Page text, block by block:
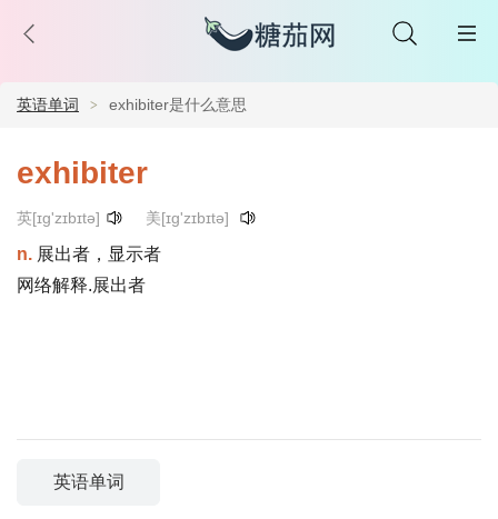
英语单词 exhibiter是什么意思
exhibiter
英[ɪg'zɪbɪtə] 美[ɪg'zɪbɪtə]
n. 展出者，显示者
网络解释.展出者
英语单词